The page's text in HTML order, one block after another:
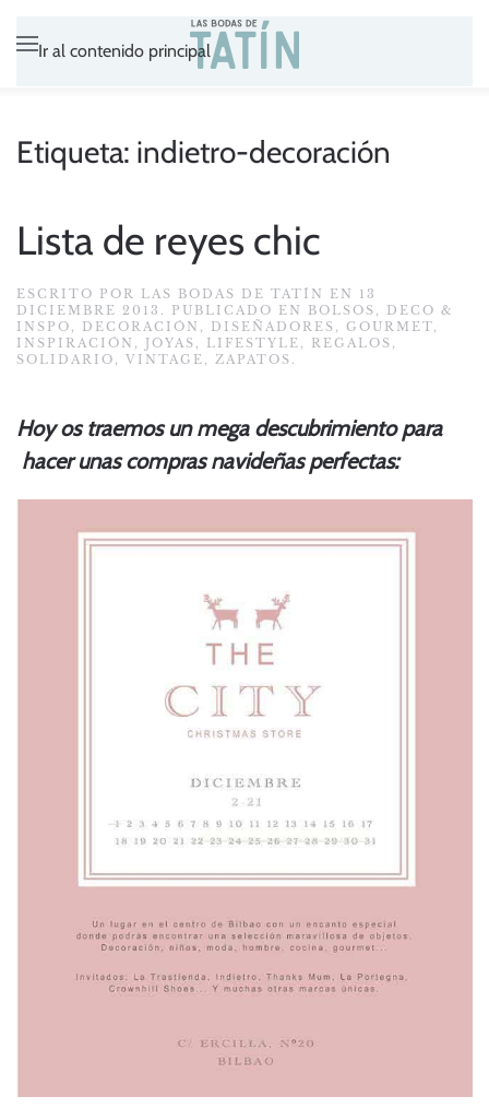
Ir al contenido principal
Etiqueta: indietro-decoración
Lista de reyes chic
ESCRITO POR LAS BODAS DE TATÍN EN 13
DICIEMBRE 2013 . PUBLICADO EN BOLSOS , DECO &
INSPO , DECORACIÓN , DISEÑADORES , GOURMET,
INSPIRACIÓN , JOYAS , LIFESTYLE , REGALOS ,
SOLIDARIO , VINTAGE , ZAPATOS .
Hoy os traemos un mega descubrimiento para
hacer unas compras navideñas perfectas: